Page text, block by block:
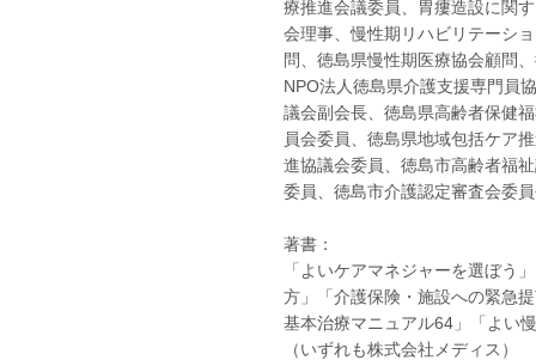
療推進会議委員、胃瘻造設に関
会理事、慢性期リハビリテーシ
問、徳島県慢性期医療協会顧問
NPO法人徳島県介護支援専門員
議会副会長、徳島県高齢者保健
員会委員、徳島県地域包括ケア
進協議会委員、徳島市高齢者福
委員、徳島市介護認定審査会委
著書：
「よいケアマネジャーを選ぼ
方」「介護保険・施設への緊急
基本治療マニュアル64」「よい
（いずれも株式会社メディス）